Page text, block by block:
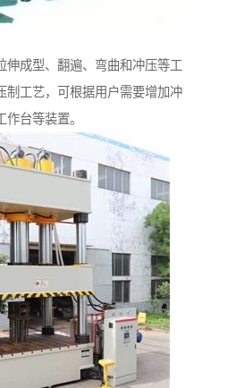
伸成型、翻遍、弯曲和冲压等工
制工艺，可根据用户需要增加冲
台等装置。